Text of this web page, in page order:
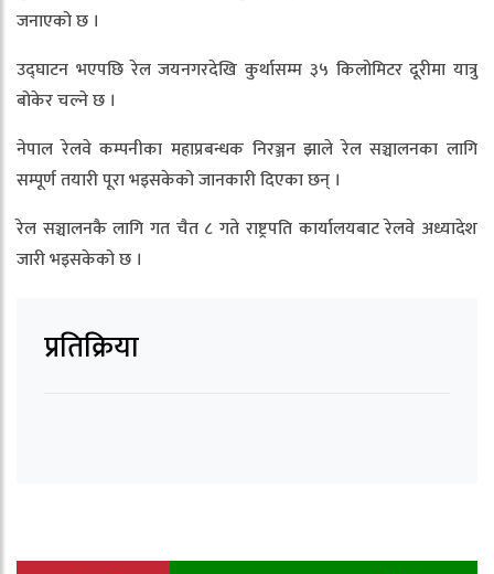
जनाएको छ ।
उद्घाटन भएपछि रेल जयनगरदेखि कुर्थासम्म ३५ किलोमिटर दूरीमा यात्रु
बोकेर चल्ने छ ।
नेपाल रेलवे कम्पनीका महाप्रबन्धक निरञ्जन झाले रेल सञ्चालनका लागि
सम्पूर्ण तयारी पूरा भइसकेको जानकारी दिएका छन् ।
रेल सञ्चालनकै लागि गत चैत ८ गते राष्ट्रपति कार्यालयबाट रेलवे अध्यादेश
जारी भइसकेको छ ।
प्रतिक्रिया